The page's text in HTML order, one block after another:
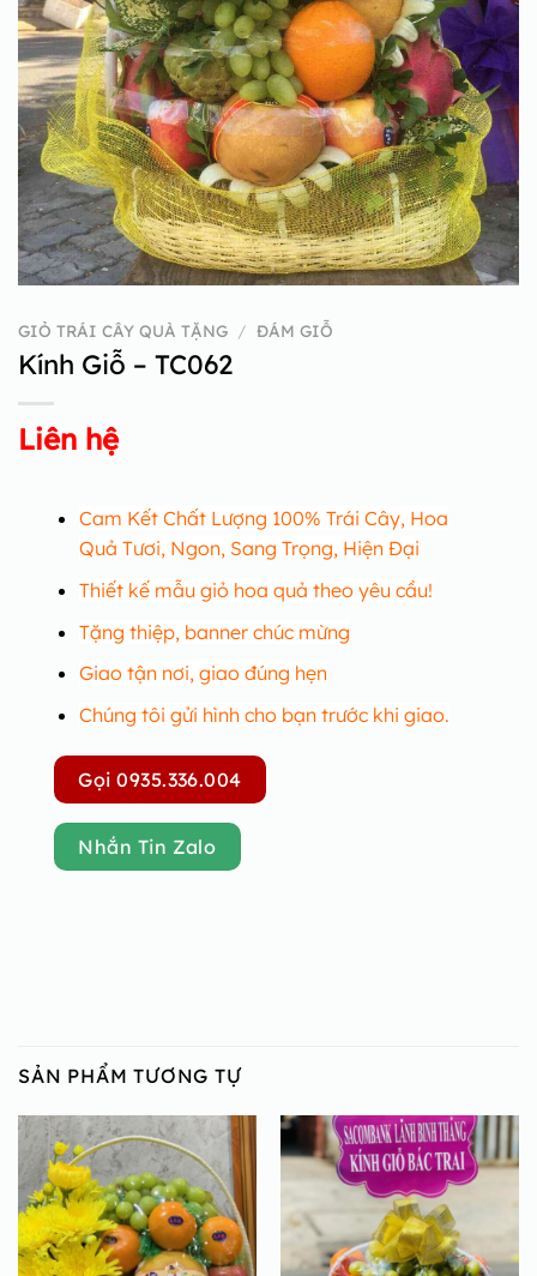
GIỎ TRÁI CÂY QUÀ TẶNG / ĐÁM GIỖ
Kính Giỗ – TC062
Liên hệ
Cam Kết Chất Lượng 100% Trái Cây, Hoa
Quả Tươi, Ngon, Sang Trọng, Hiện Đại
Thiết kế mẫu giỏ hoa quả theo yêu cầu!
Tặng thiệp, banner chúc mừng
Giao tận nơi, giao đúng hẹn
Chúng tôi gửi hình cho bạn trước khi giao.
Gọi 0935.336.004
Nhắn Tin Zalo
SẢN PHẨM TƯƠNG TỰ